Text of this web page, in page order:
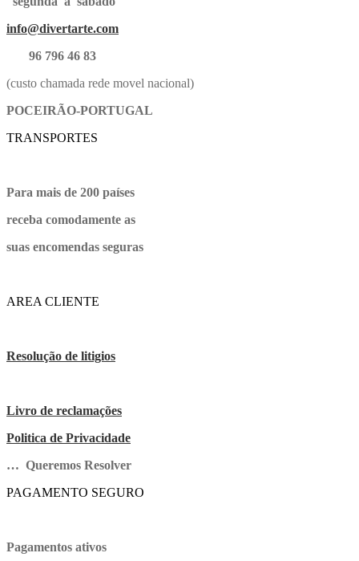
info@divertarte.com
96 796 46 83
(custo chamada rede movel nacional)
POCEIRÃO-PORTUGAL
TRANSPORTES
Para mais de 200 países
receba comodamente as
suas encomendas seguras
AREA CLIENTE
Resolução de litigios
Livro de reclamações
Politica de Privacidade
… Queremos Resolver
PAGAMENTO SEGURO
Pagamentos ativos